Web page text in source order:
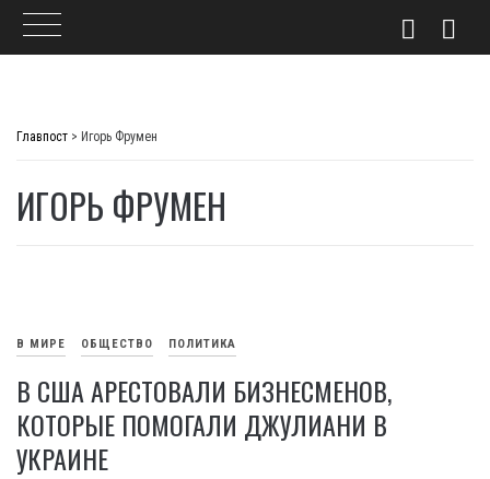
Главпост > Игорь Фрумен
ИГОРЬ ФРУМЕН
В МИРЕ ОБЩЕСТВО ПОЛИТИКА
В США АРЕСТОВАЛИ БИЗНЕСМЕНОВ,
КОТОРЫЕ ПОМОГАЛИ ДЖУЛИАНИ В
УКРАИНЕ